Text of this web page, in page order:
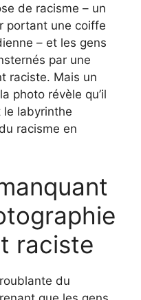
de racisme – un
portant une coiffe
– et les gens
par une
raciste. Mais un
photo révèle qu’il
le labyrinthe
racisme en
raciste
du